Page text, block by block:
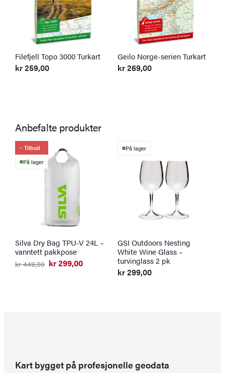
Filefjell Topo 3000 Turkart
kr259,00
Geilo Norge-serien Turkart
kr269,00
Anbefalte produkter
Tilbud
På lager
Silva Dry Bag TPU-V 24L –
vanntett pakkpose
kr449,00
Opprinnelig
kr299,00
Nåværende
På lager
GSI Outdoors Nesting
White Wine Glass –
turvinglass 2 pk
kr299,00
Kart bygget på profesjonelle geodata